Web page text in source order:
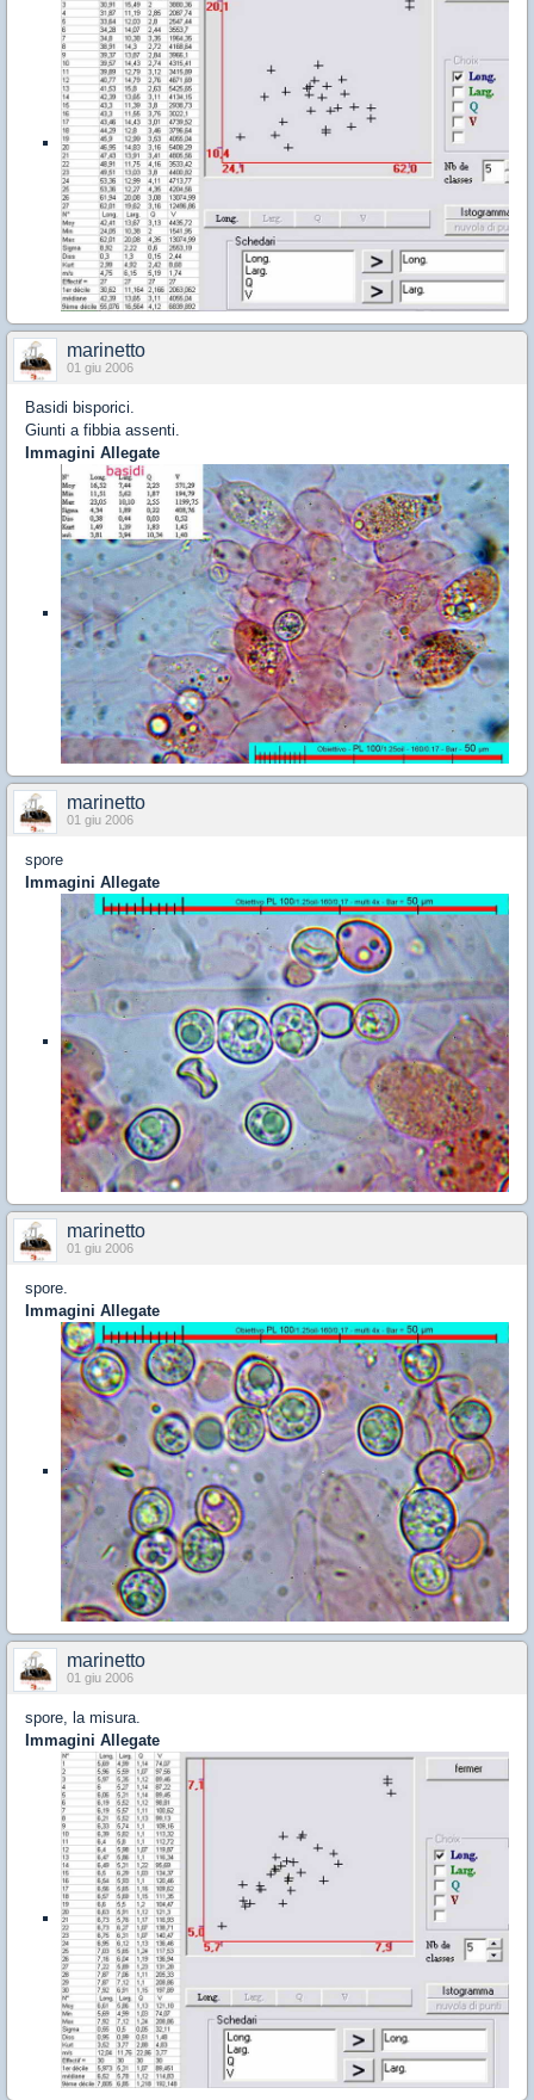
marinetto
01 giu 2006
Basidi bisporici.
Giunti a fibbia assenti.
Immagini Allegate
marinetto
01 giu 2006
spore
Immagini Allegate
marinetto
01 giu 2006
spore.
Immagini Allegate
marinetto
01 giu 2006
spore, la misura.
Immagini Allegate